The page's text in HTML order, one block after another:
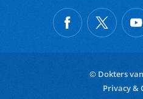
© Dokters
Privacy &